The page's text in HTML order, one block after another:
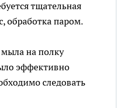
тщательная
обработка паром.
на полку
эффективно
следовать